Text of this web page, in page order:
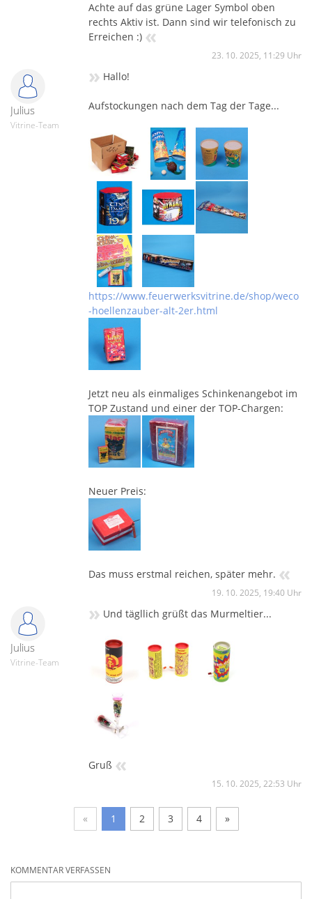
Achte auf das grüne Lager Symbol oben
rechts Aktiv ist. Dann sind wir telefonisch zu
Erreichen :) «
23. 10. 2025, 11:29 Uhr
Julius
Vitrine-Team
» Hallo!
Aufstockungen nach dem Tag der Tage...
https://www.feuerwerksvitrine.de/shop/weco
-hoellenzauber-alt-2er.html
Jetzt neu als einmaliges Schinkenangebot im
TOP Zustand und einer der TOP-Chargen:
Neuer Preis:
Das muss erstmal reichen, später mehr. «
19. 10. 2025, 19:40 Uhr
Julius
Vitrine-Team
» Und tägllich grüßt das Murmeltier...
Gruß «
15. 10. 2025, 22:53 Uhr
« 1 2 3 4 »
KOMMENTAR VERFASSEN